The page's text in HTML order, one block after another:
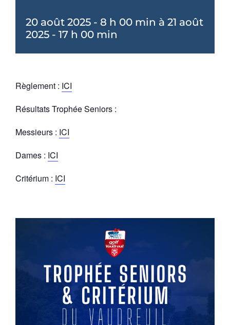
20 août 2025 - 8 h 00 min à 21 août
2025 - 17 h 00 min
Règlement : ICI
Résultats Trophée Seniors :
Messieurs : ICI
Dames : ICI
Critérium : ICI